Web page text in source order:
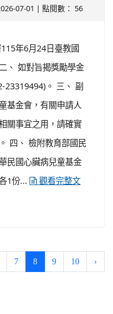
07-01 | 點閱數： 56
年6月24日臺教國
、 如對旨揭獎勵學金
23319494)。 三、 副
基金會，有關申請人
關事宜之用，請確實
四、 檢附教育部國民
民國心臟病兒童基金
1份...
觀看完整文
7 8(current)
9 10 ›